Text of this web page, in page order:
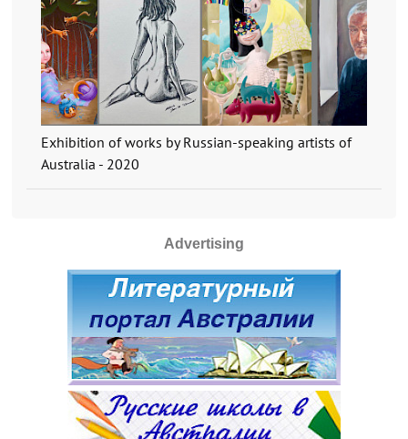
Exhibition of works by Russian-speaking artists of
Australia - 2020
Advertising